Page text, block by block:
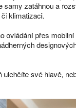
zatáhnou a
klimatizaci.
ovládání přes
své hlavě,